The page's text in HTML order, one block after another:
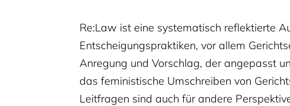
Re:Law ist eine systematisch reflektierte
Entscheigungspraktiken, vor allem
Anregung und Vorschlag, der angepasst
das feministische Umschreiben von
Leitfragen sind auch für andere